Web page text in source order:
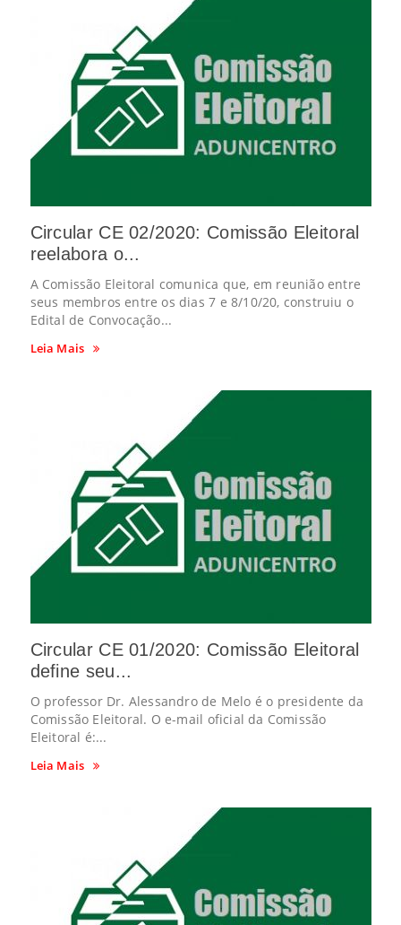
Circular CE 02/2020: Comissão Eleitoral
reelabora o...
A Comissão Eleitoral comunica que, em reunião entre
seus membros entre os dias 7 e 8/10/20, construiu o
Edital de Convocação...
Leia Mais
Circular CE 01/2020: Comissão Eleitoral
define seu...
O professor Dr. Alessandro de Melo é o presidente da
Comissão Eleitoral. O e-mail oficial da Comissão
Eleitoral é:...
Leia Mais